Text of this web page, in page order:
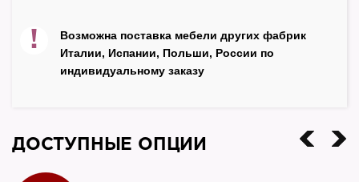
!
Возможна поставка мебели других фабрик
Италии, Испании, Польши, России по
индивидуальному заказу
ДОСТУПНЫЕ ОПЦИИ